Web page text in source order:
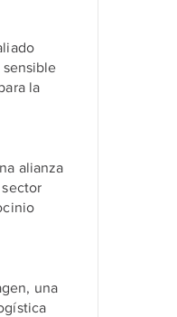
la
alianza
una